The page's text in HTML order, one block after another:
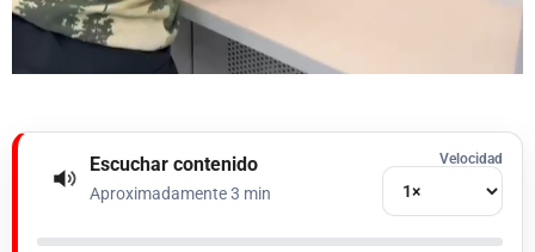
Escuchar contenido
Aproximadamente 3 min
Velocidad